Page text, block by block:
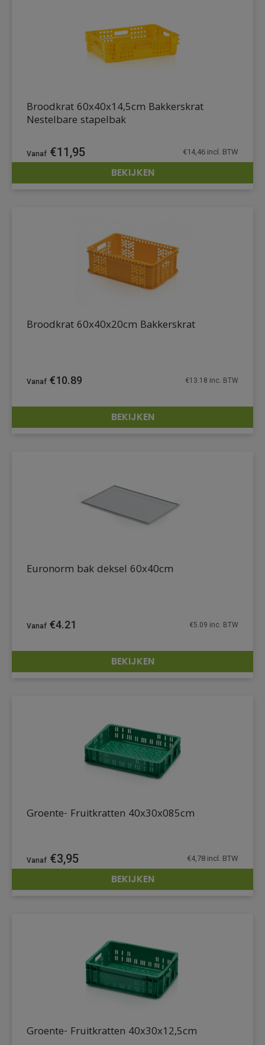
DETAILS
Broodkrat 60x40x14,5cm Bakkerskrat
Nestelbare stapelbak
€11,95 €14,46 incl. BTW
BEKIJKEN
DETAILS
Broodkrat 60x40x20cm Bakkerskrat
€10.89 €13.18 inc. BTW
BEKIJKEN
DETAILS
Euronorm bak deksel 60x40cm
€4.21 €5.09 inc. BTW
BEKIJKEN
DETAILS
Groente- Fruitkratten 40x30x085cm
€3,95 €4,78 incl. BTW
BEKIJKEN
Groente- Fruitkratten 40x30x12,5cm